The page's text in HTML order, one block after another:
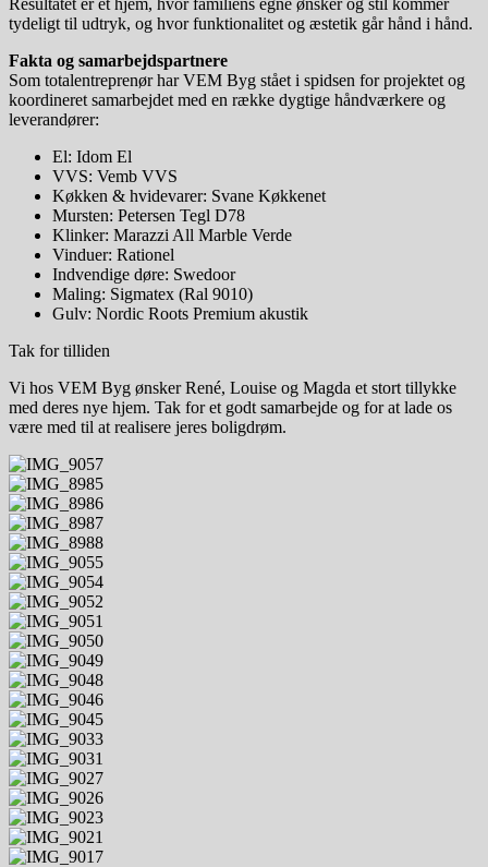
Resultatet er et hjem, hvor familiens egne ønsker og stil kommer
tydeligt til udtryk, og hvor funktionalitet og æstetik går hånd i hånd.
Fakta og samarbejdspartnere
Som totalentreprenør har VEM Byg stået i spidsen for projektet og
koordineret samarbejdet med en række dygtige håndværkere og
leverandører:
El: Idom El
VVS: Vemb VVS
Køkken & hvidevarer: Svane Køkkenet
Mursten: Petersen Tegl D78
Klinker: Marazzi All Marble Verde
Vinduer: Rationel
Indvendige døre: Swedoor
Maling: Sigmatex (Ral 9010)
Gulv: Nordic Roots Premium akustik
Tak for tilliden
Vi hos VEM Byg ønsker René, Louise og Magda et stort tillykke
med deres nye hjem. Tak for et godt samarbejde og for at lade os
være med til at realisere jeres boligdrøm.